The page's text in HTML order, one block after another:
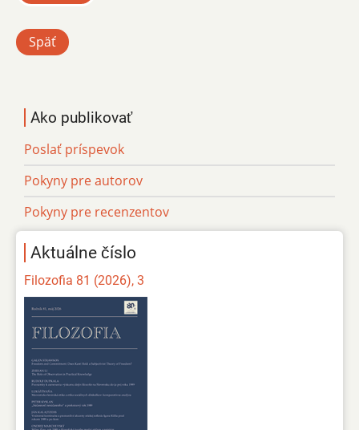
Späť
Ako publikovať
Poslať príspevok
Pokyny pre autorov
Pokyny pre recenzentov
Aktuálne číslo
Filozofia 81 (2026), 3